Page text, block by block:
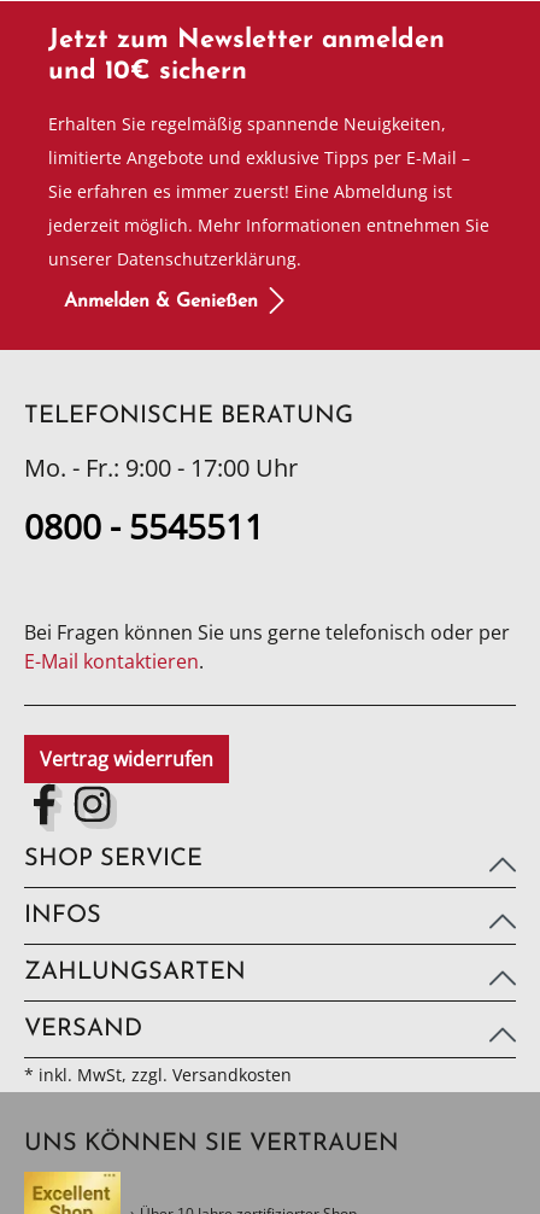
Jetzt zum Newsletter anmelden
und 10€ sichern
Erhalten Sie regelmäßig spannende Neuigkeiten,
limitierte Angebote und exklusive Tipps per E-Mail –
Sie erfahren es immer zuerst! Eine Abmeldung ist
jederzeit möglich. Mehr Informationen entnehmen Sie
unserer Datenschutzerklärung.
Anmelden & Genießen
TELEFONISCHE BERATUNG
Mo. - Fr.: 9:00 - 17:00 Uhr
0800 - 5545511
Bei Fragen können Sie uns gerne telefonisch oder per
E-Mail kontaktieren.
Vertrag widerrufen
SHOP SERVICE
INFOS
ZAHLUNGSARTEN
VERSAND
* inkl. MwSt, zzgl. Versandkosten
UNS KÖNNEN SIE VERTRAUEN